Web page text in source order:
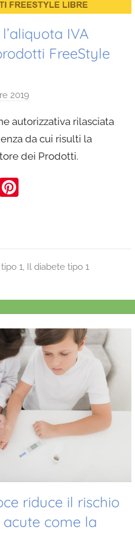
IVA
FreeStyle
2019
D
a
n
O
o
f
r
i
autorizzativa rilasciata
da cui risulti la
dei Prodotti.
W
st
1, Il diabete tipo 1
riduce il rischio
come la